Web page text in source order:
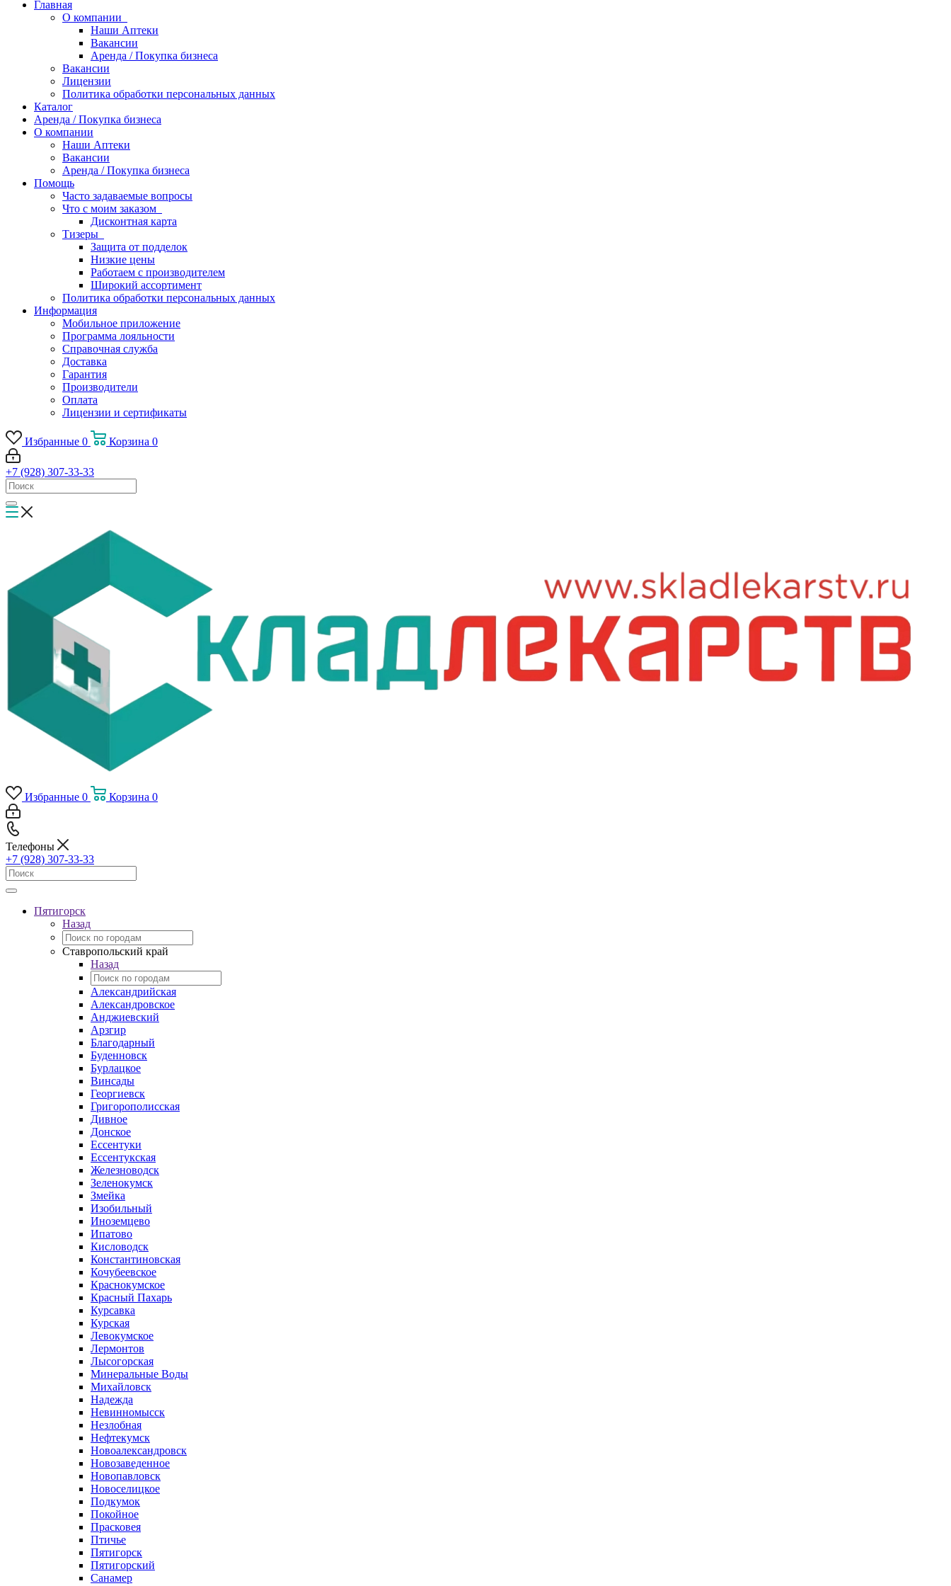
Главная
О компании
Наши Аптеки
Вакансии
Аренда / Покупка бизнеса
Вакансии
Лицензии
Политика обработки персональных данных
Каталог
Аренда / Покупка бизнеса
О компании
Наши Аптеки
Вакансии
Аренда / Покупка бизнеса
Помощь
Часто задаваемые вопросы
Что с моим заказом
Дисконтная карта
Тизеры
Защита от подделок
Низкие цены
Работаем с производителем
Широкий ассортимент
Политика обработки персональных данных
Информация
Мобильное приложение
Программа лояльности
Справочная служба
Доставка
Гарантия
Производители
Оплата
Лицензии и сертификаты
Избранные 0 Корзина 0
+7 (928) 307-33-33
Избранные 0 Корзина 0
Телефоны
+7 (928) 307-33-33
Пятигорск
Назад
Ставропольский край
Назад
Александрийская
Александровское
Анджиевский
Арзгир
Благодарный
Буденновск
Бурлацкое
Винсады
Георгиевск
Григорополисская
Дивное
Донское
Ессентуки
Ессентукская
Железноводск
Зеленокумск
Змейка
Изобильный
Иноземцево
Ипатово
Кисловодск
Константиновская
Кочубеевское
Краснокумское
Красный Пахарь
Курсавка
Курская
Левокумское
Лермонтов
Лысогорская
Минеральные Воды
Михайловск
Надежда
Невинномысск
Незлобная
Нефтекумск
Новоалександровск
Новозаведенное
Новопавловск
Новоселицкое
Подкумок
Покойное
Прасковея
Птичье
Пятигорск
Пятигорский
Санамер